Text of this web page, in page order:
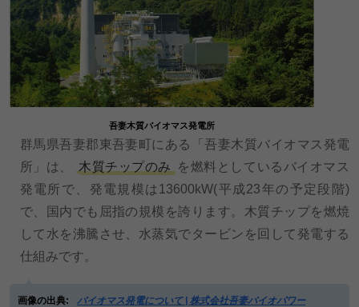
吾妻木質バイオマス発電所
群馬県吾妻郡東吾妻町にある「吾妻木質バイオマス発電
所」は、
木質チップのみ
を燃料としているバイオマス
発電所で、発電規模は13600kW(平成23年の予定段階)
で、国内でも屈指の規模を誇ります。木質チップを燃焼
して水を沸騰させ、水蒸気でタービンを回して発電する
仕組みです。
画像の出典: バイオマス発電について | 株式会社吾妻バイオパワー